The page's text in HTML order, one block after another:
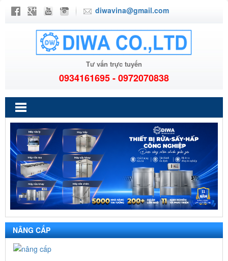
diwavina@gmail.com
Tư vấn trực tuyến
0934161695 - 0972070838
NÂNG CẤP